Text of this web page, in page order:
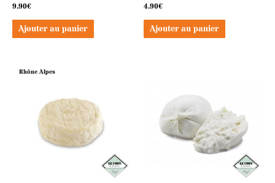
9.90€
Ajouter au panier
4.90€
Ajouter au panier
Rhône Alpes